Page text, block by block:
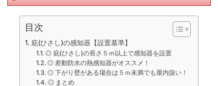
目次
庇(ひさし)の感知器【設置基準】
◎ 庇(ひさし)の長さ５ｍ以上で感知器を設置
◎ 差動防水の熱感知器がオススメ！
◎ 下がり壁がある場合は５ｍ未満でも屋内扱い！
◎ まとめ